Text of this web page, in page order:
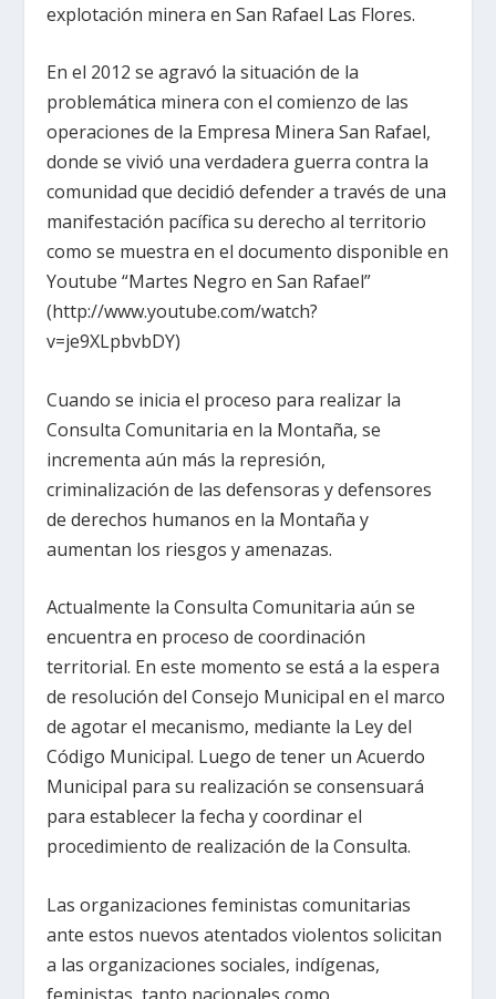
explotación minera en San Rafael Las Flores.
En el 2012 se agravó la situación de la
problemática minera con el comienzo de las
operaciones de la Empresa Minera San Rafael,
donde se vivió una verdadera guerra contra la
comunidad que decidió defender a través de una
manifestación pacífica su derecho al territorio
como se muestra en el documento disponible en
Youtube “Martes Negro en San Rafael”
(http://www.youtube.com/watch?
v=je9XLpbvbDY)
Cuando se inicia el proceso para realizar la
Consulta Comunitaria en la Montaña, se
incrementa aún más la represión,
criminalización de las defensoras y defensores
de derechos humanos en la Montaña y
aumentan los riesgos y amenazas.
Actualmente la Consulta Comunitaria aún se
encuentra en proceso de coordinación
territorial. En este momento se está a la espera
de resolución del Consejo Municipal en el marco
de agotar el mecanismo, mediante la Ley del
Código Municipal. Luego de tener un Acuerdo
Municipal para su realización se consensuará
para establecer la fecha y coordinar el
procedimiento de realización de la Consulta.
Las organizaciones feministas comunitarias
ante estos nuevos atentados violentos solicitan
a las organizaciones sociales, indígenas,